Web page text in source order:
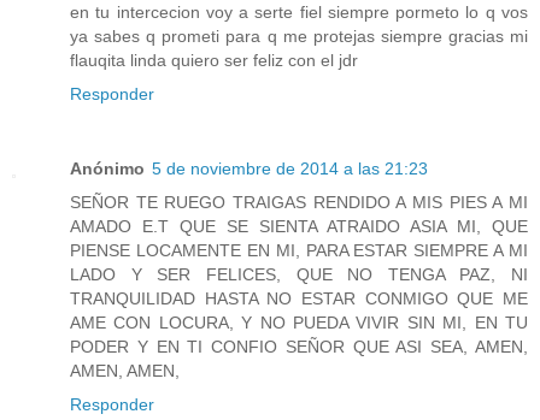
en tu intercecion voy a serte fiel siempre pormeto lo q vos
ya sabes q prometi para q me protejas siempre gracias mi
flauqita linda quiero ser feliz con el jdr
Responder
Anónimo 5 de noviembre de 2014 a las 21:23
SEÑOR TE RUEGO TRAIGAS RENDIDO A MIS PIES A MI
AMADO E.T QUE SE SIENTA ATRAIDO ASIA MI, QUE
PIENSE LOCAMENTE EN MI, PARA ESTAR SIEMPRE A MI
LADO Y SER FELICES, QUE NO TENGA PAZ, NI
TRANQUILIDAD HASTA NO ESTAR CONMIGO QUE ME
AME CON LOCURA, Y NO PUEDA VIVIR SIN MI, EN TU
PODER Y EN TI CONFIO SEÑOR QUE ASI SEA, AMEN,
AMEN, AMEN,
Responder